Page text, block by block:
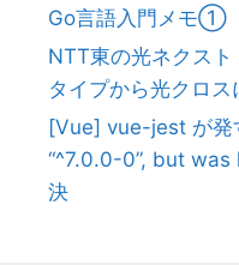
Go言語入門メモ①
NTT東の光ネクスト
タイプから光クロ
[Vue] vue-jest が発
“^7.0.0-0”, but
決